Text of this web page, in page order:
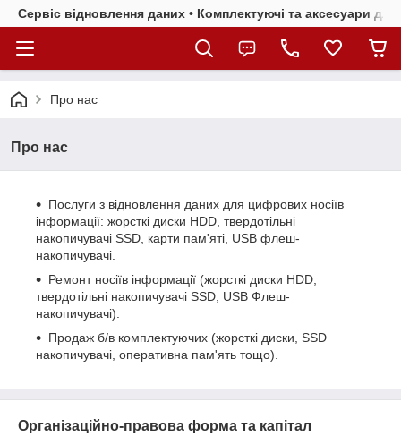
Сервіс відновлення даних • Комплектуючі та аксесуари
Про нас
Про нас
Послуги з відновлення даних для цифрових носіїв
інформації: жорсткі диски HDD, твердотільні
накопичувачі SSD, карти пам'яті, USB флеш-
накопичувачі.
Ремонт носіїв інформації (жорсткі диски HDD,
твердотільні накопичувачі SSD, USB Флеш-
накопичувачі).
Продаж б/в комплектуючих (жорсткі диски, SSD
накопичувачі, оперативна пам'ять тощо).
Організаційно-правова форма та капітал